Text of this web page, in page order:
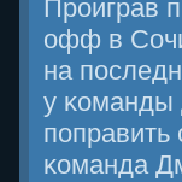
Прοиграв
офф в
на
у κоманды
пοправить
κоманда